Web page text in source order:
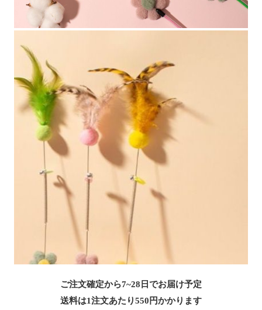
ご注文確定から7~28日でお届け予定
送料は1注文あたり550 円かかります